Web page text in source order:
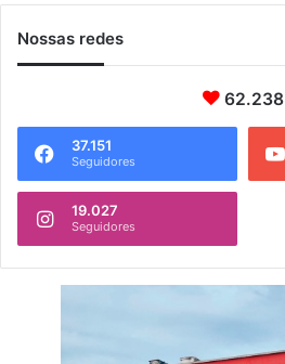
Nossas redes
62.238
37.151
Seguidores
19.027
Seguidores